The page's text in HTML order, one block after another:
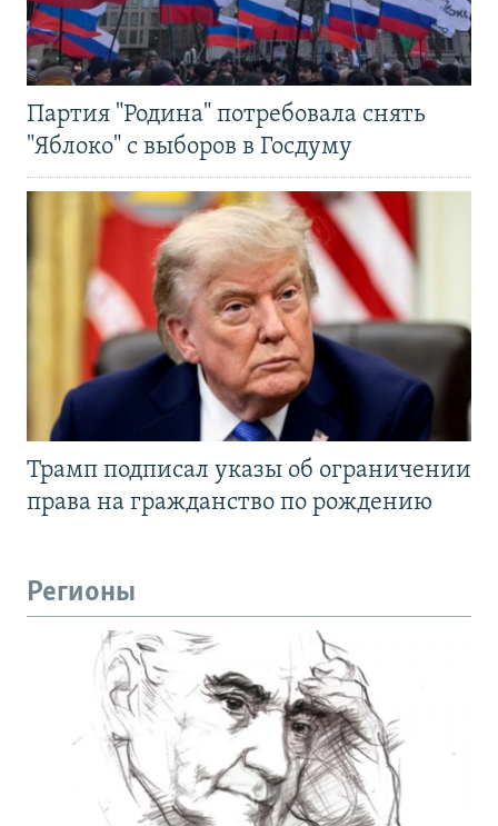
Партия "Родина" потребовала снять
"Яблоко" с выборов в Госдуму
Трамп подписал указы об ограничении
права на гражданство по рождению
Регионы